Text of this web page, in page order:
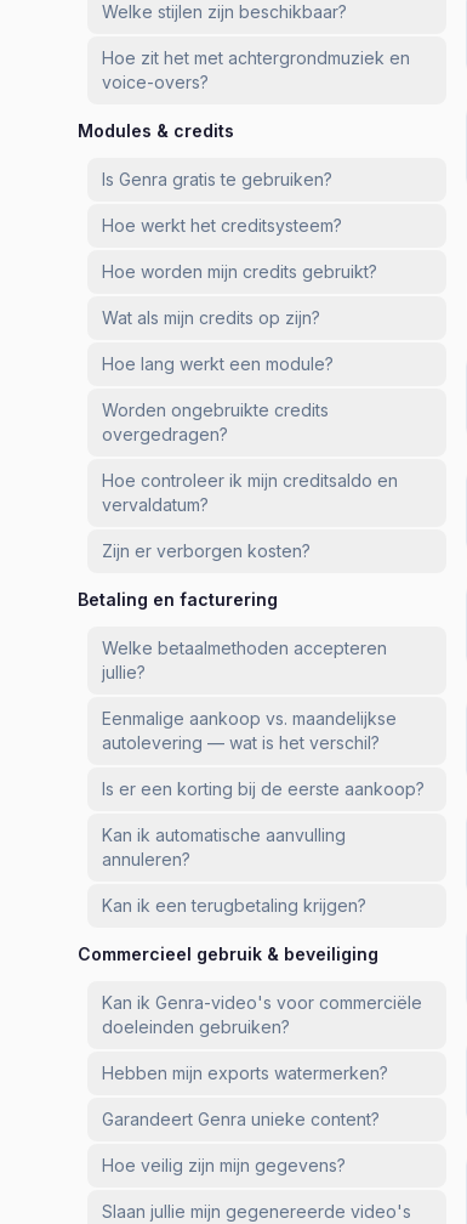
Welke stijlen zijn beschikbaar?
Hoe zit het met achtergrondmuziek en
voice-overs?
Modules & credits
Is Genra gratis te gebruiken?
Hoe werkt het creditsysteem?
Hoe worden mijn credits gebruikt?
Wat als mijn credits op zijn?
Hoe lang werkt een module?
Worden ongebruikte credits
overgedragen?
Hoe controleer ik mijn creditsaldo en
vervaldatum?
Zijn er verborgen kosten?
Betaling en facturering
Welke betaalmethoden accepteren
jullie?
Eenmalige aankoop vs. maandelijkse
autolevering — wat is het verschil?
Is er een korting bij de eerste aankoop?
Kan ik automatische aanvulling
annuleren?
Kan ik een terugbetaling krijgen?
Commercieel gebruik & beveiliging
Kan ik Genra-video's voor commerciële
doeleinden gebruiken?
Hebben mijn exports watermerken?
Garandeert Genra unieke content?
Hoe veilig zijn mijn gegevens?
Slaan jullie mijn gegenereerde video's